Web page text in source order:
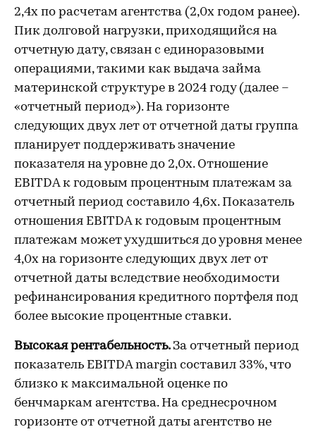
2,4х по расчетам агентства (2,0х годом ранее).
Пик долговой нагрузки, приходящийся на
отчетную дату, связан с единоразовыми
операциями, такими как выдача займа
материнской структуре в 2024 году (далее –
«отчетный период»). На горизонте
следующих двух лет от отчетной даты группа
планирует поддерживать значение
показателя на уровне до 2,0х. Отношение
EBITDA к годовым процентным платежам за
отчетный период составило 4,6х. Показатель
отношения EBITDA к годовым процентным
платежам может ухудшиться до уровня менее
4,0х на горизонте следующих двух лет от
отчетной даты вследствие необходимости
рефинансирования кредитного портфеля под
более высокие процентные ставки.
Высокая рентабельность. За отчетный период
показатель EBITDA margin составил 33%, что
близко к максимальной оценке по
бенчмаркам агентства. На среднесрочном
горизонте от отчетной даты агентство не